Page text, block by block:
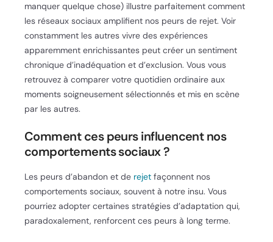
manquer quelque chose) illustre parfaitement comment
les réseaux sociaux amplifient nos peurs de rejet. Voir
constamment les autres vivre des expériences
apparemment enrichissantes peut créer un sentiment
chronique d’inadéquation et d’exclusion. Vous vous
retrouvez à comparer votre quotidien ordinaire aux
moments soigneusement sélectionnés et mis en scène
par les autres.
Comment ces peurs influencent nos
comportements sociaux ?
Les peurs d’abandon et de rejet façonnent nos
comportements sociaux, souvent à notre insu. Vous
pourriez adopter certaines stratégies d’adaptation qui,
paradoxalement, renforcent ces peurs à long terme.